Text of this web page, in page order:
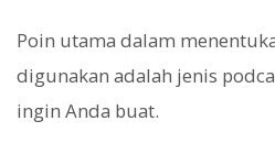
Poin utama dalam
digunakan adalah jenis
ingin Anda buat.